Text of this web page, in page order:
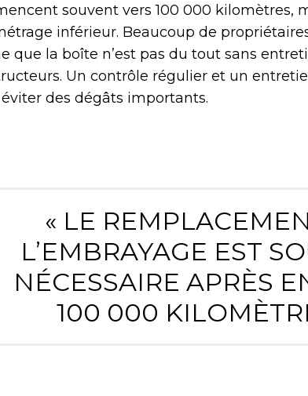
souvent vers 100 000 kilomètres,
inférieur. Beaucoup de
que la boîte n’est pas du tout sans
Un contrôle régulier et un
des dégâts importants.
« LE
L’EMBRAYAGE EST
NÉCESSAIRE APRÈS
100 000